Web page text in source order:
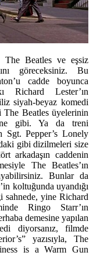
The Beatles ve eşsiz
göreceksiniz. Bu
cadde boyunca
Richard Lester’ın
siyah-beyaz komedi
The Beatles üyelerinin
gibi. Ya da treni
Sgt. Pepper’s Lonely
gibi dizilmeleri size
arkadaşın caddenin
The Beatles’ın
Bunlar da
koltuğunda uyandığı
sahnede, yine Richard
Ringo Starr’ın
demesine yapılan
diyorsanız, filmde
yazısıyla, The
is a Warm Gun